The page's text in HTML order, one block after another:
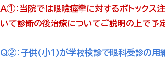
A①： 当院では眼瞼痙攣に対するボトックス
いて診断の後治療についてご説明の上で予定
Q②： 子供(小1)が学校検診で眼科受診の用